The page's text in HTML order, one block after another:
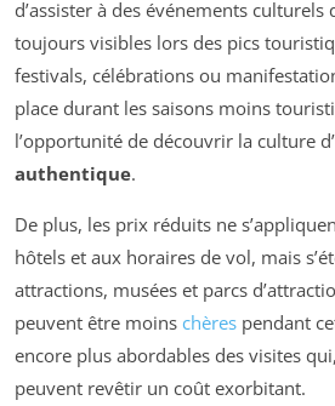
d’assister à des événements culturels
toujours visibles lors des pics
festivals, célébrations ou
place durant les saisons moins
l’opportunité de découvrir la culture
authentique.
De plus, les prix réduits ne
hôtels et aux horaires de vol, mais
attractions, musées et parcs
peuvent être moins chères pendant
encore plus abordables des visites
peuvent revêtir un coût exorbitant.